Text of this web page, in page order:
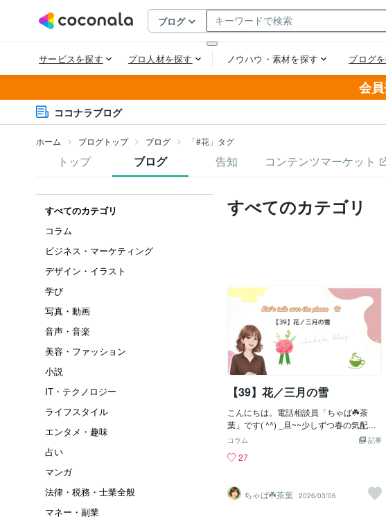
会
ココナラブログ
ホーム ブログトップ ブログ 「#花」タグ
トップ ブログ 告知 コンテンツマーケット
すべてのカテゴリ
コラム
ビジネス・マーケティング
デザイン・イラスト
学び
写真・動画
音声・音楽
美容・ファッション
小説
IT・テクノロジー
ライフスタイル
エンタメ・趣味
占い
マンガ
法律・税務・士業全般
マネー・副業
すべてのカテゴリ
【39】花／三月の雪
こんにちは。電話相談員「ちゃば☘️茶
葉」です( ^^) _旦~~少しずつ春の気配が
しますが、皆様いかがお過ごしでしょう
カという言葉がつくほど真面目過ぎて繊
ば文章。このブログ書き始めてから完成
までどれだけ時間かかるでしょうね？誤
記事
コラム
27
ちゃば☘️茶葉 2026/03/06